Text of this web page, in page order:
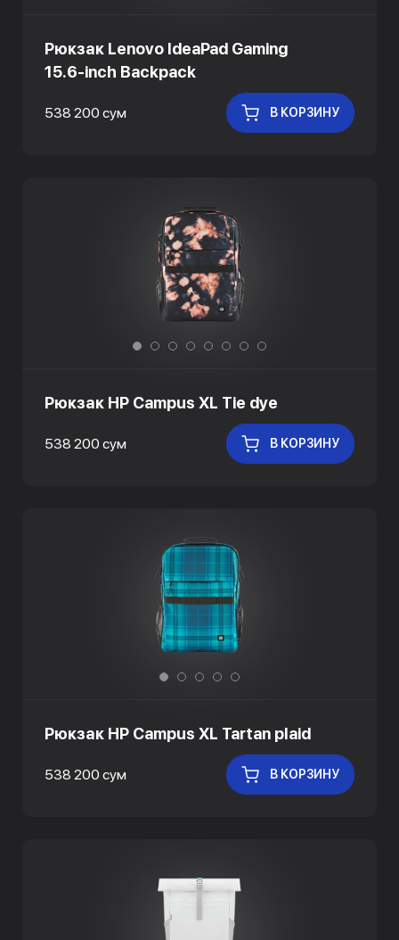
Рюкзак Lenovo IdeaPad Gaming
15.6-inch Backpack
538 200 сум В КОРЗИНУ
Рюкзак HP Campus XL Tie dye
538 200 сум В КОРЗИНУ
Рюкзак HP Campus XL Tartan plaid
538 200 сум В КОРЗИНУ